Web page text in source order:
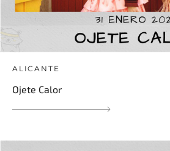
ALICANTE
Ojete Calor